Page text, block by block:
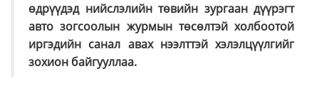
өдрүүдэд нийслэлийн төвийн зургаан дүүрэгт
авто зогсоолын журмын төсөлтэй холбоотой
иргэдийн санал авах нээлттэй хэлэлцүүлгийг
зохион байгууллаа.